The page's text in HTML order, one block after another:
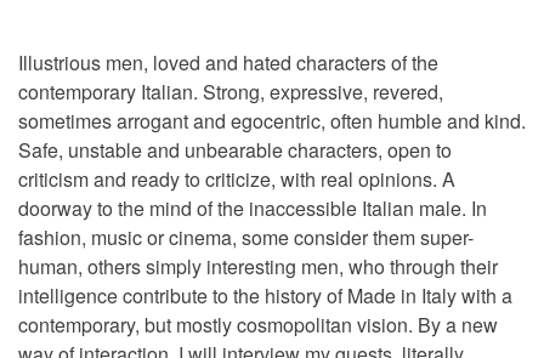
Illustrious men, loved and hated characters of the
contemporary Italian. Strong, expressive, revered,
sometimes arrogant and egocentric, often humble and kind.
Safe, unstable and unbearable characters, open to
criticism and ready to criticize, with real opinions. A
doorway to the mind of the inaccessible Italian male. In
fashion, music or cinema, some consider them super-
human, others simply interesting men, who through their
intelligence contribute to the history of Made in Italy with a
contemporary, but mostly cosmopolitan vision. By a new